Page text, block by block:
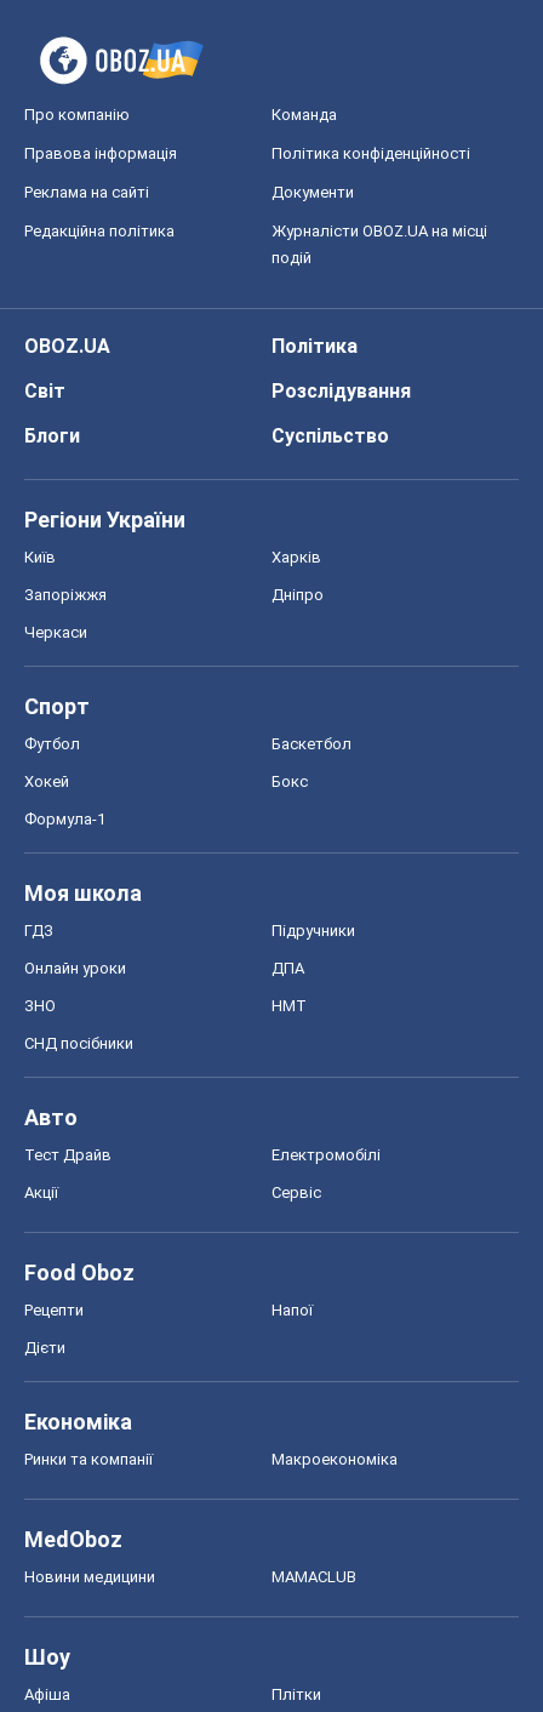
Про компанію Команда
Правова інформація Політика конфіденційності
Реклама на сайті Документи
Редакційна політика
Журналісти OBOZ.UA на місці
подій
OBOZ.UA
Політика
Світ
Розслідування
Блоги
Суспільство
Регіони України
Київ Харків
Запоріжжя Дніпро
Черкаси
Спорт
Футбол Баскетбол
Хокей Бокс
Формула-1
Моя школа
ГДЗ Підручники
Онлайн уроки ДПА
ЗНО НМТ
СНД посібники
Авто
Тест Драйв Електромобілі
Акції Сервіс
Food Oboz
Рецепти Напої
Дієти
Економіка
Ринки та компанії Макроекономіка
MedOboz
Новини медицини MAMACLUB
Шоу
Афіша Плітки